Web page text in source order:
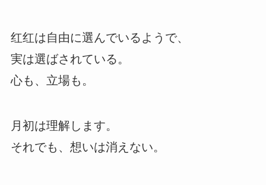
红红は自由に選んでいるようで、
実は選ばされている。
心も、立場も。
月初は理解します。
それでも、想いは消えない。